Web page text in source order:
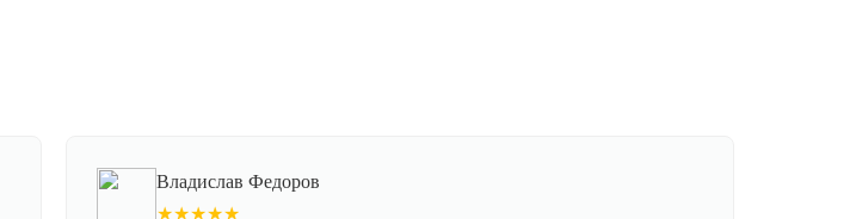
Владислав Федоров
★★★★★